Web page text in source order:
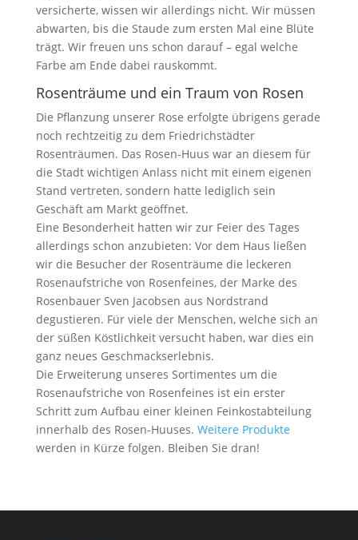
versicherte, wissen wir allerdings nicht. Wir müssen
abwarten, bis die Staude zum ersten Mal eine Blüte
trägt. Wir freuen uns schon darauf – egal welche
Farbe am Ende dabei rauskommt.
Rosenträume und ein Traum von Rosen
Die Pflanzung unserer Rose erfolgte übrigens gerade
noch rechtzeitig zu dem Friedrichstädter
Rosenträumen. Das Rosen-Huus war an diesem für
die Stadt wichtigen Anlass nicht mit einem eigenen
Stand vertreten, sondern hatte lediglich sein
Geschäft am Markt geöffnet.
Eine Besonderheit hatten wir zur Feier des Tages
allerdings schon anzubieten: Vor dem Haus ließen
wir die Besucher der Rosenträume die leckeren
Rosenaufstriche von Rosenfeines, der Marke des
Rosenbauer Sven Jacobsen aus Nordstrand
degustieren. Für viele der Menschen, welche sich an
der süßen Köstlichkeit versucht haben, war dies ein
ganz neues Geschmackserlebnis.
Die Erweiterung unseres Sortimentes um die
Rosenaufstriche von Rosenfeines ist ein erster
Schritt zum Aufbau einer kleinen Feinkostabteilung
innerhalb des Rosen-Huuses. Weitere Produkte
werden in Kürze folgen. Bleiben Sie dran!